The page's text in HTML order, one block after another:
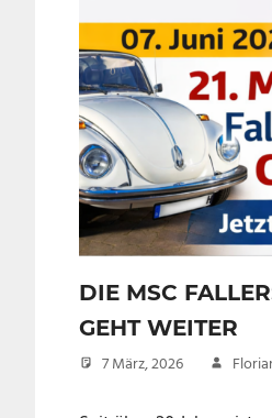
DIE MSC
GEHT WEITER
7 März, 2026